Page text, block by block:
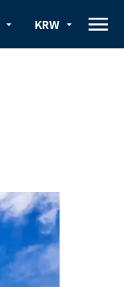
arrow_drop_down arrow_drop_down
KRW menu